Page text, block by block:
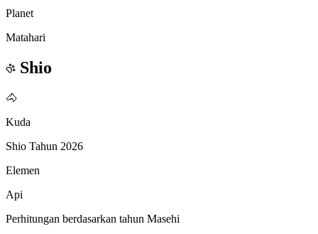
Planet
Matahari
Shio
🐴
Kuda
Shio Tahun 2026
Elemen
Api
Perhitungan berdasarkan tahun Masehi